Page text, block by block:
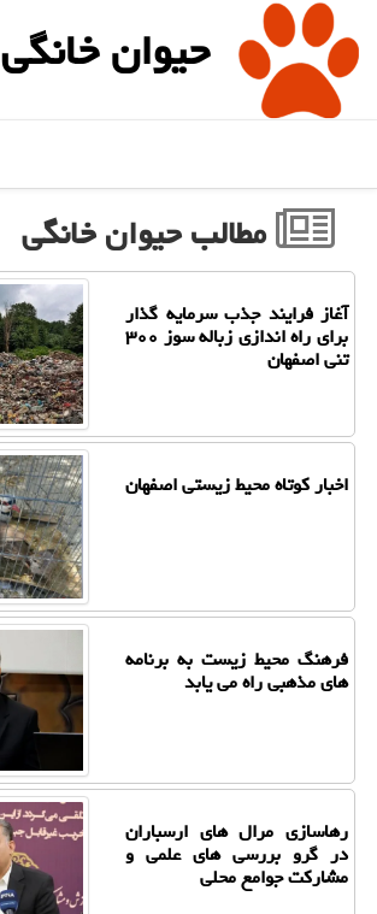
حیوان خانگی
مطالب حیوان خانگی
آغاز فرایند جذب سرمایه گذار
برای راه اندازی زباله سوز ۳۰۰
تنی اصفهان
اخبار کوتاه محیط زیستی اصفهان
فرهنگ محیط زیست به برنامه
های مذهبی راه می یابد
رهاسازی مرال های ارسباران
در گرو بررسی های علمی و
مشارکت جوامع محلی